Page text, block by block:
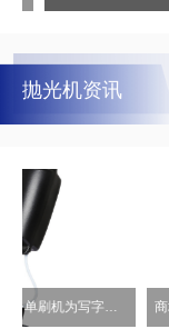
抛光机资讯